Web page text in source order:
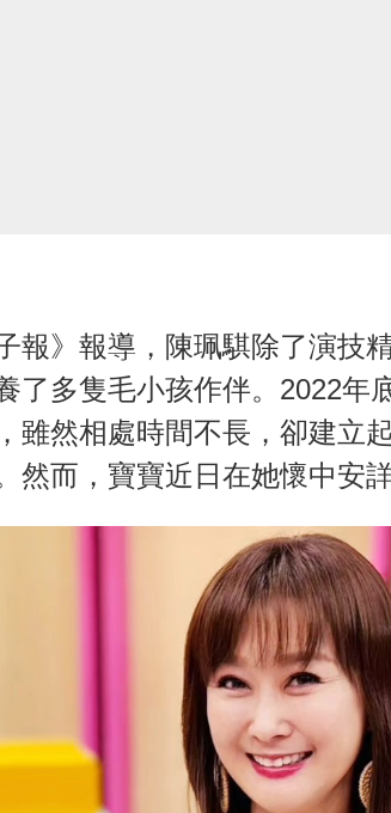
報》報導，陳珮騏除了演技
了多隻毛小孩作伴。2022年
雖然相處時間不長，卻建立
然而，寶寶近日在她懷中安